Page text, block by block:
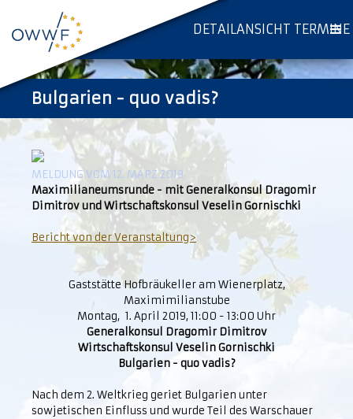
DETAILANSICHT TERMINE
Bulgarien - quo vadis?
MELDUNG VOM 12. MÄRZ 2019
Maximilianeumsrunde - mit Generalkonsul Dragomir
Dimitrov und Wirtschaftskonsul Veselin Gornischki
Bericht von der Veranstaltung>
Gaststätte Hofbräukeller am Wienerplatz,
Maximimilianstube
Montag, 1. April 2019, 11:00 - 13:00 Uhr
Generalkonsul Dragomir Dimitrov
Wirtschaftskonsul Veselin Gornischki
Bulgarien - quo vadis?
Nach dem 2. Weltkrieg geriet Bulgarien unter
sowjetischen Einfluss und wurde Teil des Warschauer